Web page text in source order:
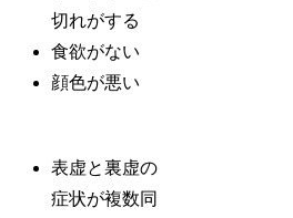
切れがする
食欲がない
顔色が悪い
表虚と裏虚の
症状が複数同